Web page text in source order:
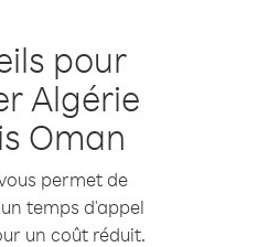
pour
Algérie
Oman
permet de
temps d'appel
un coût réduit.